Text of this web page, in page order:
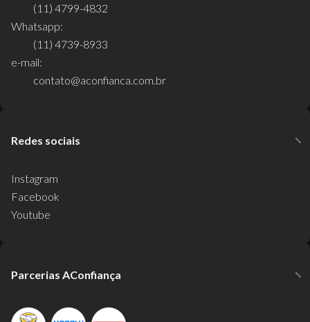
(11) 4799-4832
Whatsapp:
(11) 4739-8933
e-mail:
contato@aconfianca.com.br
Redes sociais
Instagram
Facebook
Youtube
Parcerias AConfiança